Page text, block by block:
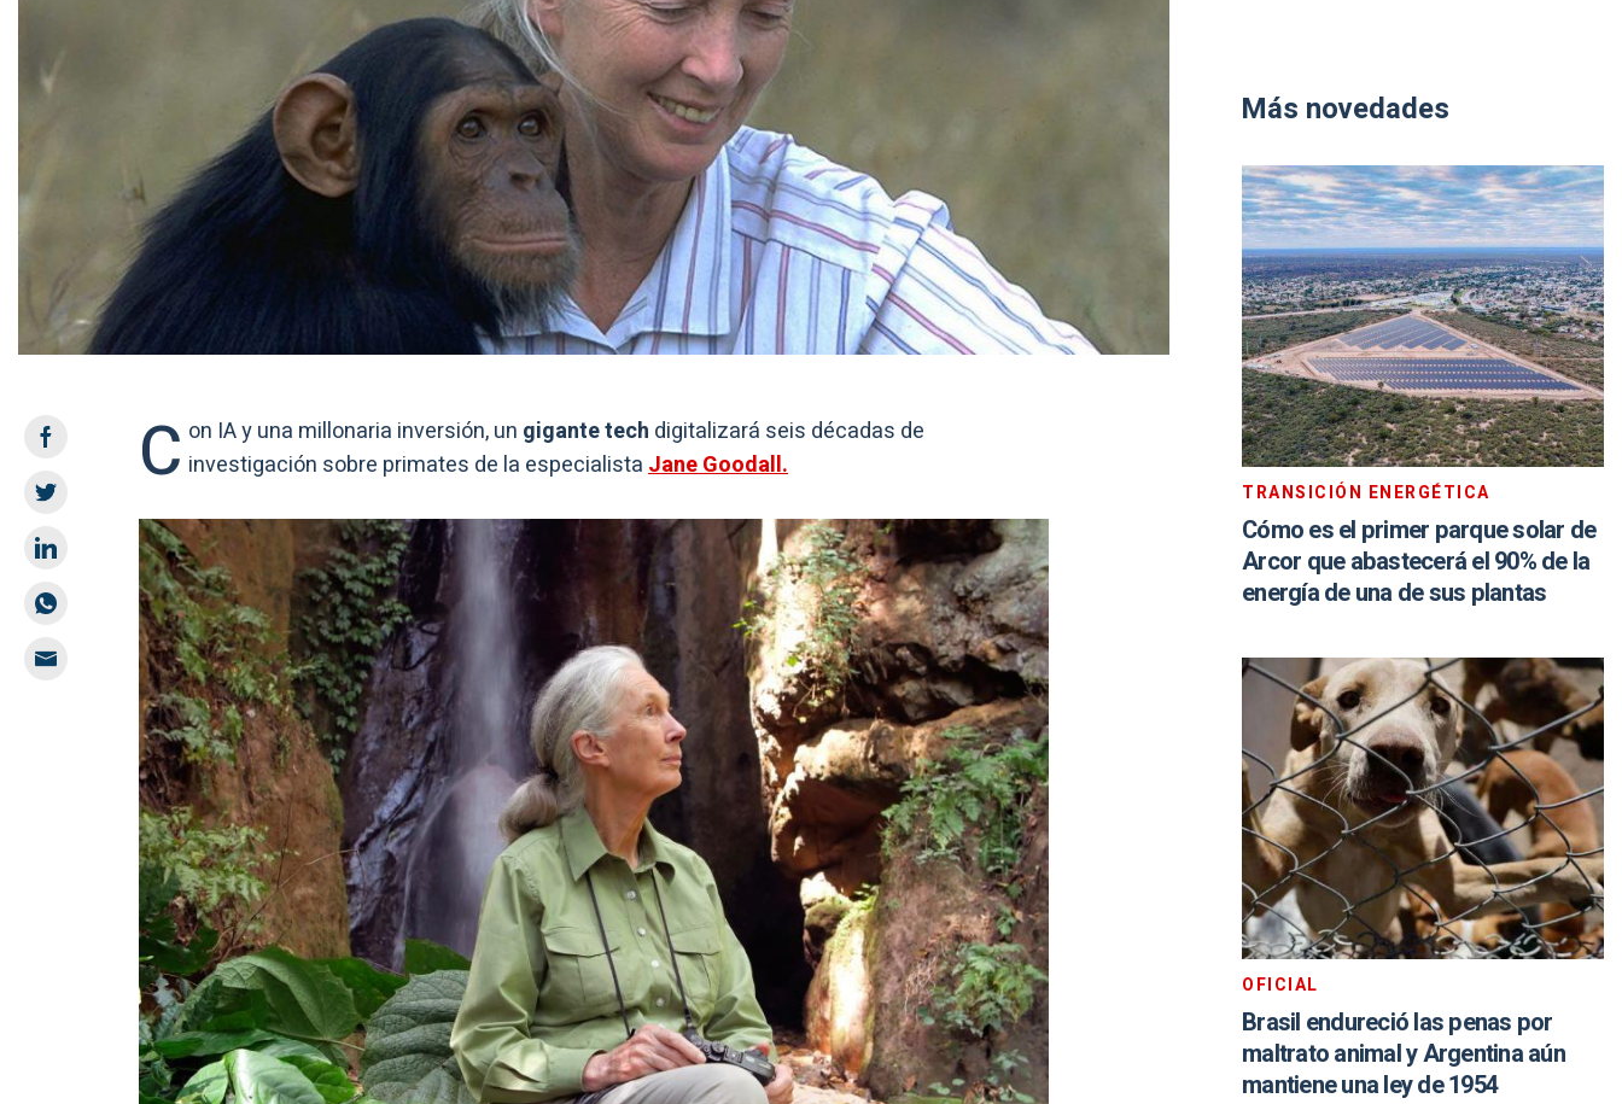
C on IA y una millonaria inversión, un gigante tech digitalizará seis décadas de
investigación sobre primates de la especialistaJane Goodall.
Más novedades
TRANSICIÓN ENERGÉTICA
Cómo es el primer parque solar de
Arcor que abastecerá el 90% de la
energía de una de sus plantas
OFICIAL
Brasil endureció las penas por
maltrato animal y Argentina aún
mantiene una ley de 1954